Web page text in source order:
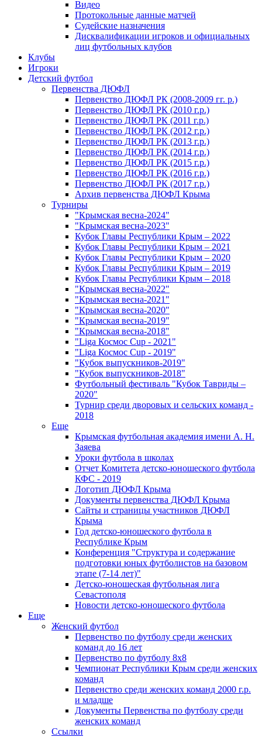
Видео
Протокольные данные матчей
Судейские назначения
Дисквалификации игроков и официальных
лиц футбольных клубов
Клубы
Игроки
Детский футбол
Первенства ДЮФЛ
Первенство ДЮФЛ РК (2008-2009 гг. р.)
Первенство ДЮФЛ РК (2010 г.р.)
Первенство ДЮФЛ РК (2011 г.р.)
Первенство ДЮФЛ РК (2012 г.р.)
Первенство ДЮФЛ РК (2013 г.р.)
Первенство ДЮФЛ РК (2014 г.р.)
Первенство ДЮФЛ РК (2015 г.р.)
Первенство ДЮФЛ РК (2016 г.р.)
Первенство ДЮФЛ РК (2017 г.р.)
Архив первенства ДЮФЛ Крыма
Турниры
"Крымская весна-2024"
"Крымская весна-2023"
Кубок Главы Республики Крым – 2022
Кубок Главы Республики Крым – 2021
Кубок Главы Республики Крым – 2020
Кубок Главы Республики Крым – 2019
Кубок Главы Республики Крым – 2018
"Крымская весна-2022"
"Крымская весна-2021"
"Крымская весна-2020"
"Крымская весна-2019"
"Крымская весна-2018"
"Liga Космос Cup - 2021"
"Liga Космос Cup - 2019"
"Кубок выпускников-2019"
"Кубок выпускников-2018"
Футбольный фестиваль "Кубок Тавриды –
2020"
Турнир среди дворовых и сельских команд -
2018
Еще
Крымская футбольная академия имени А. Н.
Заяева
Уроки футбола в школах
Отчет Комитета детско-юношеского футбола
КФС - 2019
Логотип ДЮФЛ Крыма
Документы первенства ДЮФЛ Крыма
Сайты и страницы участников ДЮФЛ
Крыма
Год детско-юношеского футбола в
Республике Крым
Конференция "Структура и содержание
подготовки юных футболистов на базовом
этапе (7-14 лет)"
Детско-юношеская футбольная лига
Севастополя
Новости детско-юношеского футбола
Еще
Женский футбол
Первенство по футболу среди женских
команд до 16 лет
Первенство по футболу 8х8
Чемпионат Республики Крым среди женских
команд
Первенство среди женских команд 2000 г.р.
и младше
Документы Первенства по футболу среди
женских команд
Ссылки